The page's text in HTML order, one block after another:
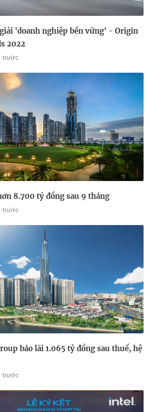
'doanh nghiệp bền vững' - Origin
2022
trước
8.700 tỷ đồng sau 9 tháng
trước
báo lãi 1.065 tỷ đồng sau thuế, hệ
trước